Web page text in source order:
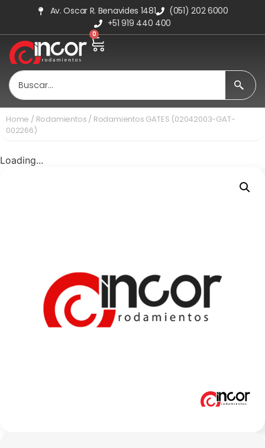
Av. Oscar R. Benavides 1481
(051) 202 6000
+51 919 440 400
0
Home / Rodamientos / Rodamientos GATES (02042003-GAT-
002266)
Loading...